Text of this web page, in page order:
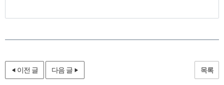
이전 글 다음 글 목록